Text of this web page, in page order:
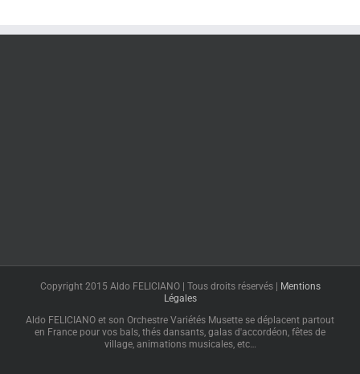
Copyright 2015 Aldo FELICIANO | Tous droits réservés |
Mentions
Légales
Aldo FELICIANO et son Orchestre Variétés Musette se déplacent partout
en France pour vos bals, thés dansants, galas d'accordéon, fêtes de
village, animations musicales, etc…